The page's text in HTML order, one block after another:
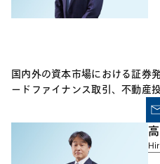
国内外の資本市場における証券
ードファイナンス取引、不動産
ファンドの組成、不動産ノンリ
動産取引を中心として、企業合
引、株主総会対応その他企業法